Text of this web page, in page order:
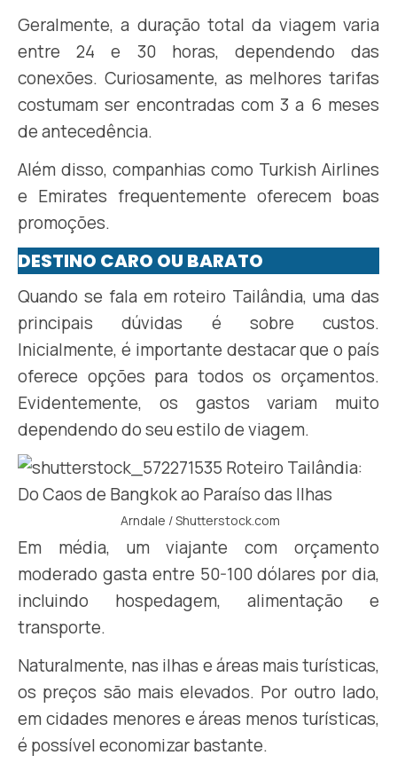
Geralmente, a duração total da viagem varia
entre 24 e 30 horas, dependendo das
conexões. Curiosamente, as melhores tarifas
costumam ser encontradas com 3 a 6 meses
de antecedência.
Além disso, companhias como Turkish Airlines
e Emirates frequentemente oferecem boas
promoções.
DESTINO CARO OU BARATO
Quando se fala em roteiro Tailândia, uma das
principais dúvidas é sobre custos.
Inicialmente, é importante destacar que o país
oferece opções para todos os orçamentos.
Evidentemente, os gastos variam muito
dependendo do seu estilo de viagem.
Arndale / Shutterstock.com
Em média, um viajante com orçamento
moderado gasta entre 50-100 dólares por dia,
incluindo hospedagem, alimentação e
transporte.
Naturalmente, nas ilhas e áreas mais turísticas,
os preços são mais elevados. Por outro lado,
em cidades menores e áreas menos turísticas,
é possível economizar bastante.